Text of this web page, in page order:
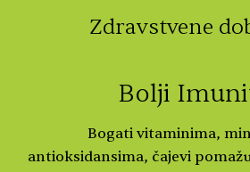
Zdravstvene
Bolji
Bogati vitaminima,
antioksidansima, čajevi